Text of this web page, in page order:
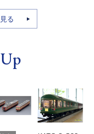
房改造車 基
本4両セッ
る